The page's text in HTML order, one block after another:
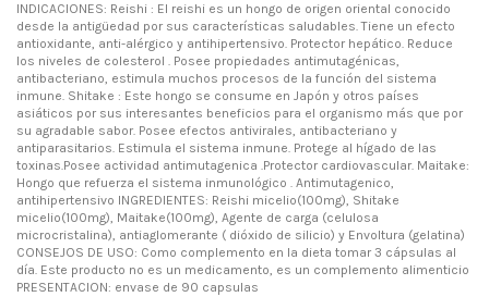
INDICACIONES: Reishi : El reishi es un hongo de origen oriental conocido
desde la antigüedad por sus características saludables. Tiene un efecto
antioxidante, anti-alérgico y antihipertensivo. Protector hepático. Reduce
los niveles de colesterol . Posee propiedades antimutagénicas,
antibacteriano, estimula muchos procesos de la función del sistema
inmune. Shitake : Este hongo se consume en Japón y otros países
asiáticos por sus interesantes beneficios para el organismo más que por
su agradable sabor. Posee efectos antivirales, antibacteriano y
antiparasitarios. Estimula el sistema inmune. Protege al hígado de las
toxinas.Posee actividad antimutagenica .Protector cardiovascular. Maitake:
Hongo que refuerza el sistema inmunológico . Antimutagenico,
antihipertensivo INGREDIENTES: Reishi micelio(100mg), Shitake
micelio(100mg), Maitake(100mg), Agente de carga (celulosa
microcristalina), antiaglomerante ( dióxido de silicio) y Envoltura (gelatina)
CONSEJOS DE USO: Como complemento en la dieta tomar 3 cápsulas al
día. Este producto no es un medicamento, es un complemento alimenticio
PRESENTACION: envase de 90 capsulas